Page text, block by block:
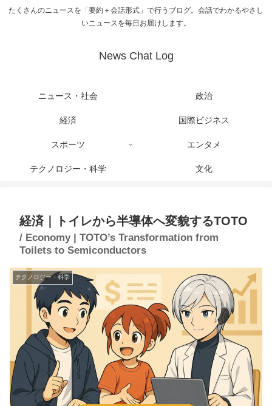
たくさんのニュースを「要約＋会話形式」で行うブログ。会話でわかるやさし
いニュースを毎日お届けします。
News Chat Log
ニュース・社会 政治
経済 国際ビジネス
スポーツ エンタメ
テクノロジー・科学 文化
経済｜トイレから半導体へ変貌するTOTO
/ Economy | TOTO’s Transformation from
Toilets to Semiconductors
テクノロジー・科学